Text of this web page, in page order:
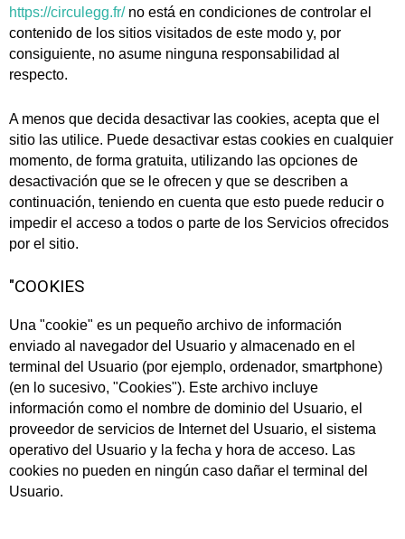
https://circulegg.fr/no está en condiciones de controlar el
contenido de los sitios visitados de este modo y, por
consiguiente, no asume ninguna responsabilidad al
respecto.
A menos que decida desactivar las cookies, acepta que el
sitio las utilice. Puede desactivar estas cookies en cualquier
momento, de forma gratuita, utilizando las opciones de
desactivación que se le ofrecen y que se describen a
continuación, teniendo en cuenta que esto puede reducir o
impedir el acceso a todos o parte de los Servicios ofrecidos
por el sitio.
"COOKIES
Una "cookie" es un pequeño archivo de información
enviado al navegador del Usuario y almacenado en el
terminal del Usuario (por ejemplo, ordenador, smartphone)
(en lo sucesivo, "Cookies"). Este archivo incluye
información como el nombre de dominio del Usuario, el
proveedor de servicios de Internet del Usuario, el sistema
operativo del Usuario y la fecha y hora de acceso. Las
cookies no pueden en ningún caso dañar el terminal del
Usuario.